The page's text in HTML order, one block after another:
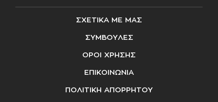
ΣΧΕΤΙΚΑ ΜΕ ΜΑΣ
ΣΥΜΒΟΥΛΕΣ
ΟΡΟΙ ΧΡΗΣΗΣ
ΕΠΙΚΟΙΝΩΝΙΑ
ΠΟΛΙΤΙΚΗ ΑΠΟΡΡΗΤΟΥ